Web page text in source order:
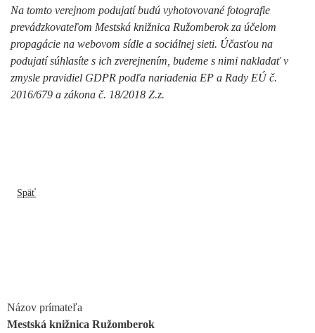
Na tomto verejnom podujatí budú vyhotovované fotografie
prevádzkovateľom Mestská knižnica Ružomberok za účelom
propagácie na webovom sídle a sociálnej sieti. Účasťou na
podujatí súhlasíte s ich zverejnením, budeme s nimi nakladať v
zmysle pravidiel GDPR podľa nariadenia EP a Rady EÚ č.
2016/679 a zákona č. 18/2018 Z.z.
Späť
Názov prímateľa
Mestská knižnica Ružomberok